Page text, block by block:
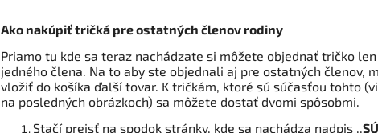
Ako nakúpiť tričká pre ostatných členov rodiny
Priamo tu kde sa teraz nachádzate si môžete objednať tričko
jedného člena. Na to aby ste objednali aj pre ostatných členov,
vložiť do košíka ďalší tovar. K tričkám, ktoré sú súčasťou tohto
na posledných obrázkoch) sa môžete dostať dvomi spôsobmi.
Stačí prejsť na spodok stránky, kde sa nachádza nadpis ,,